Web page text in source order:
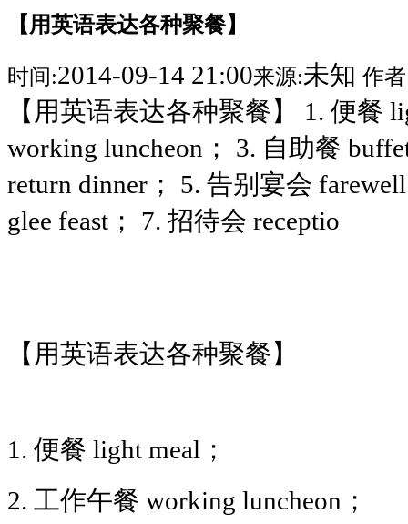
【用英语表达各种聚餐】
时间:2014-09-14 21:00来源:未知 作
【用英语表达各种聚餐】 1. 便餐
working luncheon； 3. 自助餐
return dinner； 5. 告别宴会
glee feast； 7. 招待会 receptio
【用英语表达各种聚餐】
1. 便餐 light meal；
2. 工作午餐 working luncheon；